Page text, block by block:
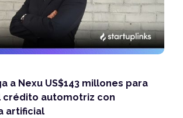
a Nexu US$143 millones para
crédito automotriz con
artificial